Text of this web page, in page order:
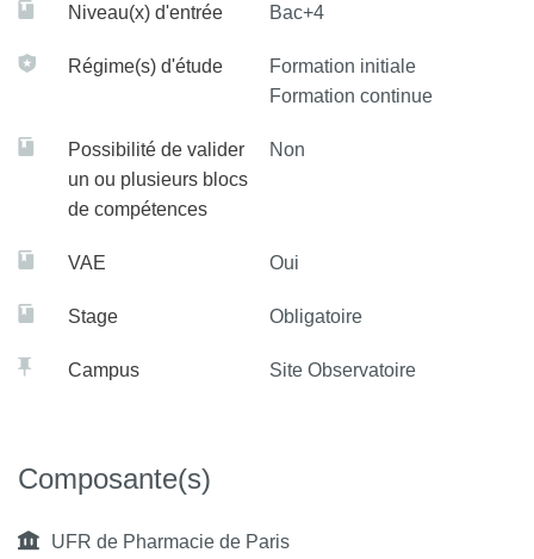
Niveau(x) d'entrée Bac+4
Régime(s) d'étude
Formation initiale
Formation continue
Possibilité de valider
un ou plusieurs blocs
de compétences
Non
VAE Oui
Stage Obligatoire
Campus Site Observatoire
Composante(s)
UFR de Pharmacie de Paris